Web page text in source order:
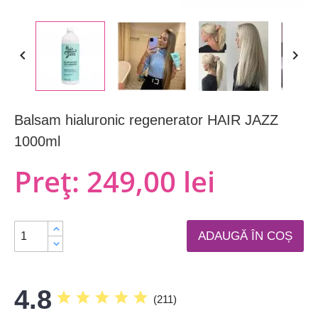
 
Balsam hialuronic regenerator HAIR JAZZ
1000ml
Preț: 249,00 lei
ADAUGĂ ÎN COȘ
4.8 star star star star star (211)